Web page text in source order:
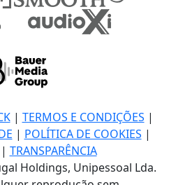
| TERMOS E CONDIÇÕES |
| POLÍTICA DE COOKIES |
| TRANSPARÊNCIA
Holdings, Unipessoal Lda.